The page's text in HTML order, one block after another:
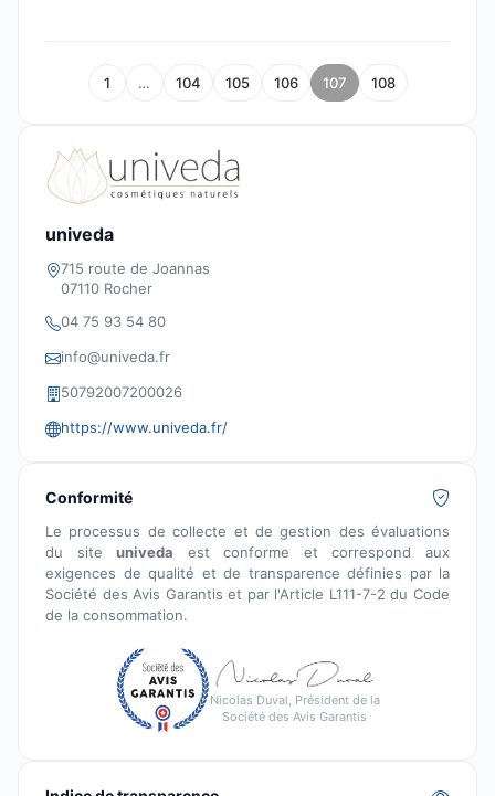
1 … 104 105 106 107 108
univeda
715 route de Joannas
07110 Rocher
04 75 93 54 80
info@univeda.fr
50792007200026
https://www.univeda.fr/
Conformité
Le processus de collecte et de gestion des évaluations
du siteuniveda est conforme et correspond aux
exigences de qualité et de transparence définies par la
Société des Avis Garantis et par l'Article L111-7-2 du Code
de la consommation.
Nicolas Duval, Président de la
Société des Avis Garantis